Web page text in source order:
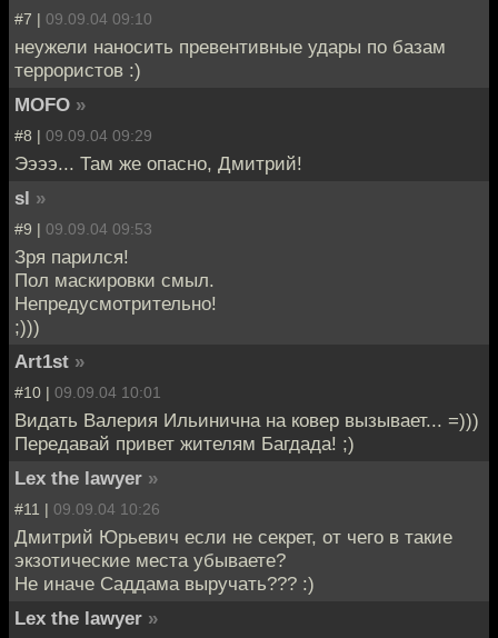
#7 | 09.09.04 09:10
неужели наносить превентивные удары по базам
террористов :)
MOFO »
#8 | 09.09.04 09:29
Ээээ... Там же опасно, Дмитрий!
sl »
#9 | 09.09.04 09:53
Зря парился!
Пол маскировки смыл.
Непредусмотрительно!
;)))
Art1st »
#10 | 09.09.04 10:01
Видать Валерия Ильинична на ковер вызывает... =)))
Передавай привет жителям Багдада! ;)
Lex the lawyer »
#11 | 09.09.04 10:26
Дмитрий Юрьевич если не секрет, от чего в такие
экзотические места убываете?
Не иначе Саддама выручать??? :)
Lex the lawyer »